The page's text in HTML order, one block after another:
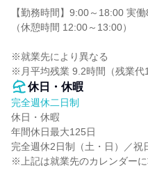
【勤務時間】9:00～18:00 実
（休憩時間 12:00～13:00）
※就業先により異なる
※月平均残業 9.2時間（残業代
休日・休暇
完全週休二日制
休日・休暇
年間休日最大125日
完全週休2日制（土・日）／祝
※上記は就業先のカレンダーに